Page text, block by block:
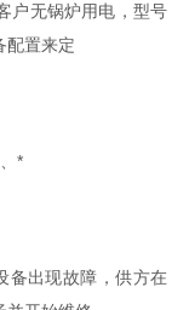
户无锅炉用电，型号
配置来定
*
出现故障，供方在